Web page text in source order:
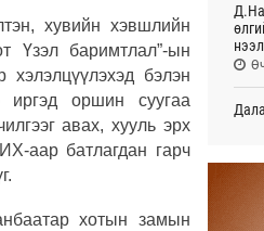
хувийн хэвшлийн
Үзэл баримтлал”-ын
хэлэлцүүлэхэд бэлэн
иргэд оршин суугаа
авах, хууль эрх
аар батлагдан гарч
хотын замын